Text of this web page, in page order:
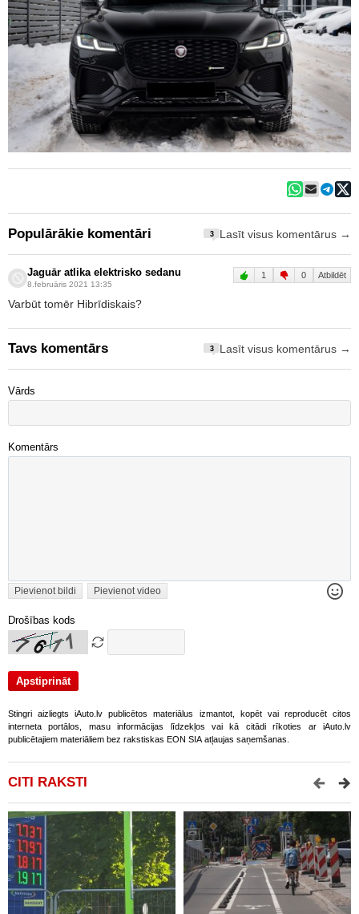
Populārākie komentāri 3 Lasīt visus komentārus →
Jaguār atlika elektrisko sedanu
8.februāris 2021 13:35
1 0 Atbildēt
Varbūt tomēr Hibrīdiskais?
Tavs komentārs 3 Lasīt visus komentārus →
Vārds
Komentārs
Pievienot bildi Pievienot video
Drošības kods
Stingri aizliegts iAuto.lv publicētos materiālus izmantot, kopēt vai reproducēt citos
interneta portālos, masu informācijas līdzekļos vai kā citādi rīkoties ar iAuto.lv
publicētajiem materiāliem bez rakstiskas EON SIA atļaujas saņemšanas.
CITI RAKSTI